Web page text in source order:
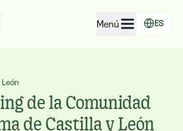
Menú
EcoRating de territorios
Para personas
ES
de la Comunidad
de Castilla y León